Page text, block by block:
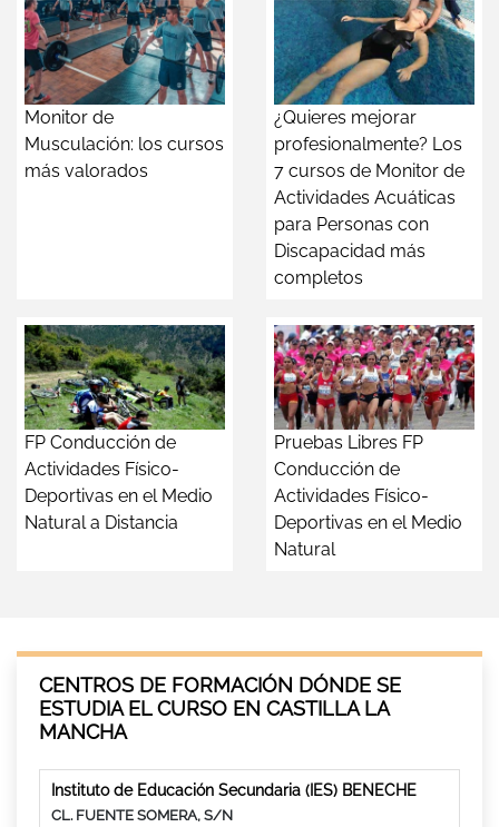
Monitor de
Musculación: los cursos
más valorados
¿Quieres mejorar
profesionalmente? Los
7 cursos de Monitor de
Actividades Acuáticas
para Personas con
Discapacidad más
completos
FP Conducción de
Actividades Físico-
Deportivas en el Medio
Natural a Distancia
Pruebas Libres FP
Conducción de
Actividades Físico-
Deportivas en el Medio
Natural
CENTROS DE FORMACIÓN DÓNDE SE
ESTUDIA EL CURSO EN CASTILLA LA
MANCHA
Instituto de Educación Secundaria (IES) BENECHE
CL. FUENTE SOMERA, S/N